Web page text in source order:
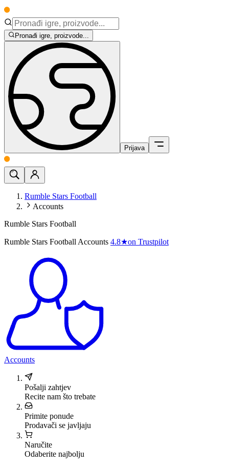
Pronađi igre, proizvode...
Prijava
Rumble Stars Football
Accounts
Rumble Stars Football
Rumble Stars Football Accounts 4.8★on Trustpilot
Accounts
Pošalji zahtjev
Recite nam što trebate
Primite ponude
Prodavači se javljaju
Naručite
Odaberite najbolju